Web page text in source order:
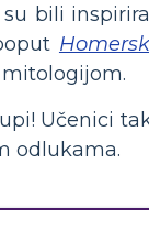
bili
Učenici
odlukama.